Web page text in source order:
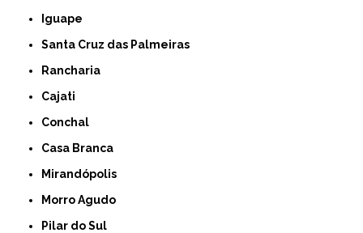
Iguape
Santa Cruz das Palmeiras
Rancharia
Cajati
Conchal
Casa Branca
Mirandópolis
Morro Agudo
Pilar do Sul